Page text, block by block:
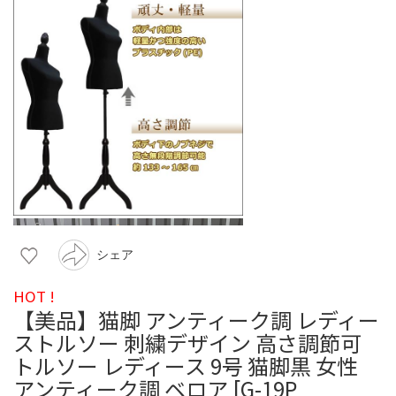
シェア
HOT !
​【美品】猫脚 アンティーク調 レディー
ストルソー 刺繍デザイン 高さ調節可
トルソー レディース 9号 猫脚黒 女性
アンティーク調 ベロア [G-19P